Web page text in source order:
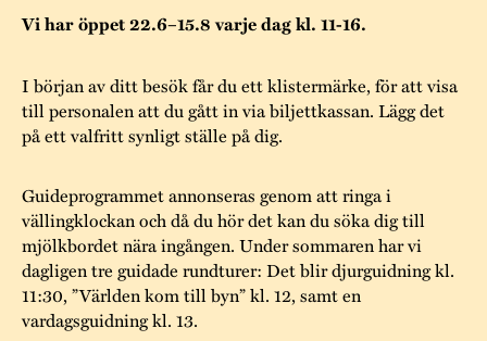
Tillgänglighet
Trygghet
Hållbar utveckling
Kontakta oss
Jarl Hemmer
Rödmyllan
Museipedagogik
Hantverk
Projekt
Stugornas Stundars
Museisamlingarna
Stundarsvänner
Marknader
Årets Gunnar
Stundars
registerbeskrivning
Vi har öppet 22.6–15.8 varje dag kl. 11-16.
I början av ditt besök får du ett klistermärke, för att visa
till personalen att du gått in via biljettkassan. Lägg det
på ett valfritt synligt ställe på dig.
Guideprogrammet annonseras genom att ringa i
vällingklockan och då du hör det kan du söka dig till
mjölkbordet nära ingången. Under sommaren har vi
dagligen tre guidade rundturer: Det blir djurguidning kl.
11:30, ”Världen kom till byn” kl. 12, samt en
vardagsguidning kl. 13.